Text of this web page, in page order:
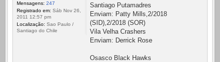
Mensagens: 247
Registrado em: Sáb Nov 26,
2011 12:57 pm
Localização: Sao Paulo /
Santiago do Chile
Santiago Putamadres
Enviam: Patty Mills,2/2018
(SID),2/2018 (SOR)
Vila Velha Crashers
Enviam: Derrick Rose
Osasco Black Hawks